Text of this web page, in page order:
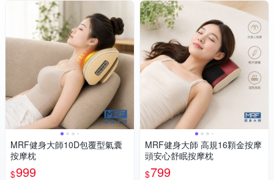
MRF健身大師10D包覆型氣囊
按摩枕
$999
MRF健身大師 高規16顆金按摩
頭安心舒眠按摩枕
$799